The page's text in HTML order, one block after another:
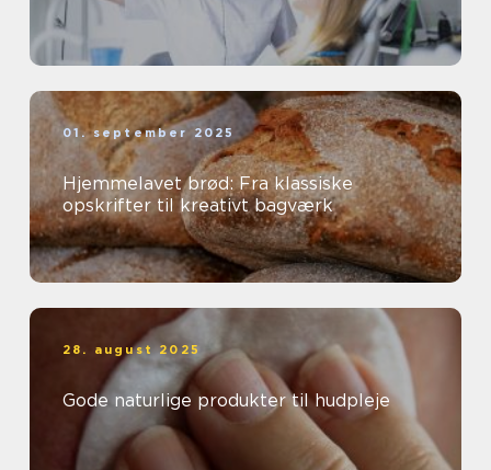
01. september 2025
Hjemmelavet brød: Fra klassiske
opskrifter til kreativt bagværk
28. august 2025
Gode naturlige produkter til hudpleje